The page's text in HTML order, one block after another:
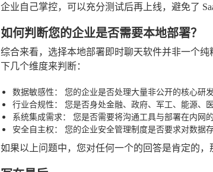
企业自己掌控，可以充分测试后再上线，避免了
如何判断您的企业是否需要本地部署？
综合来看，选择本地部署即时聊天软件并非一个
下几个维度来判断：
数据敏感性：
您的企业是否处理大量非公开的核心研
行业合规性：
您是否身处金融、政府、军工、能源、
系统集成需求：
您是否需要将沟通工具与部署在内网
安全自主权：
您的企业安全管理制度是否要求对数据
如果以上问题中，您对任何一个的回答是肯定的